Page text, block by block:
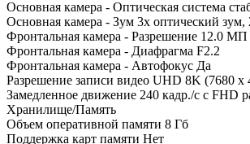
Основная камера - Оптическая система
Основная камера - Зум 3х оптический
Фронтальная камера - Разрешение 12.0 MП
Фронтальная камера - Диафрагма F2.2
Фронтальная камера - Автофокус Да
Разрешение записи видео UHD 8K (7680 x
Замедленное движение 240 кадр./с с FHD
Хранилище/Память
Объем оперативной памяти 8 Гб
Поддержка карт памяти Нет